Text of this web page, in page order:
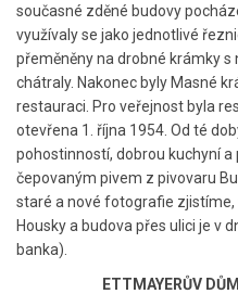
současné zděné budovy
využívaly se jako jednotlivé
přeměněny na drobné krámky
chátraly. Nakonec byly Masné
restauraci. Pro veřejnost byla
otevřena 1. října 1954. Od té
pohostinností, dobrou kuchyní
čepovaným pivem z pivovaru
staré a nové fotografie
Housky a budova přes ulici je v
banka).
ETTMAYERŮV